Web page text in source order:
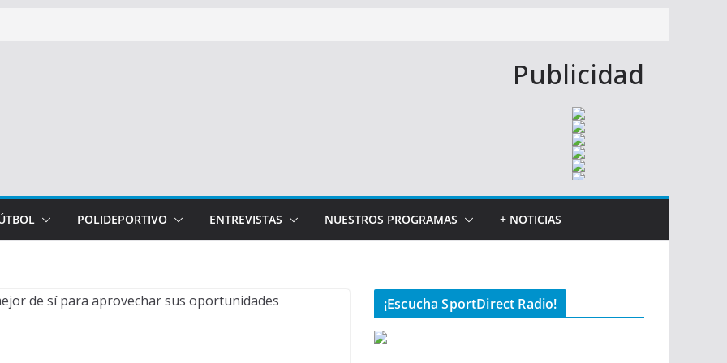
Publicidad
POLIDEPORTIVO ENTREVISTAS NUESTROS PROGRAMAS + NOTICIAS
¡Escucha SportDirect Radio!